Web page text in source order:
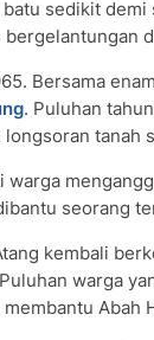
sedikit
Bersama
. Puluhan
tanah
seorang
kembali
warga
Abah